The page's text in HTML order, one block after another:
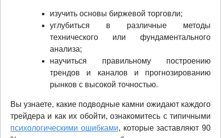
изучить основы биржевой торговли;
углубиться в различные методы
технического или фундаментального
анализа;
научиться правильному построению
трендов и каналов и прогнозированию
рынков с высокой точностью.
Вы узнаете, какие подводные камни ожидают каждого
трейдера и как их обойти, ознакомитесь с типичными
психологическими ошибками, которые заставляют 90